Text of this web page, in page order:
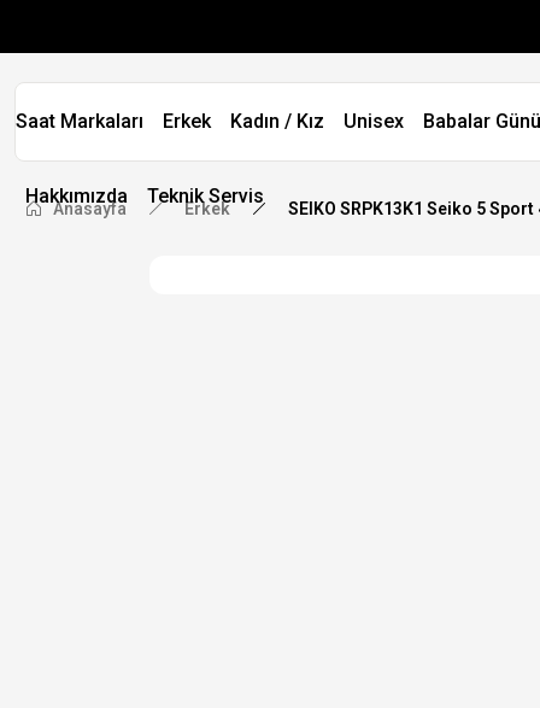
Saat Markaları Erkek Kadın / Kız Unisex Babalar
Hakkımızda Teknik Servis
Anasayfa Erkek SEIKO SRPK13K1 Seiko 5